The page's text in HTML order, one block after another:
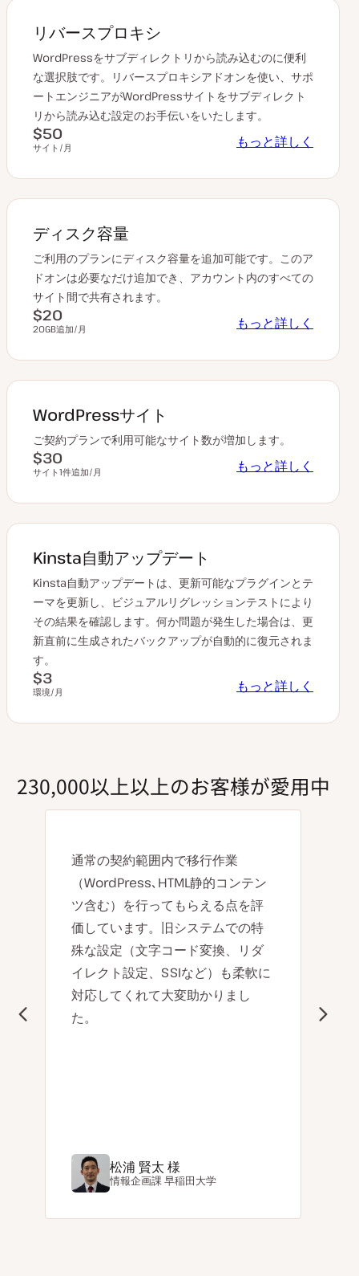
リバースプロキシ
WordPressをサブディレクトリから読み込むのに便利
な選択肢です。リバースプロキシアドオンを使い、サポ
ートエンジニアがWordPressサイトをサブディレクト
リから読み込む設定のお手伝いをいたします。
$50
サイト/月 もっと詳しく
ディスク容量
ご利用のプランにディスク容量を追加可能です。このア
ドオンは必要なだけ追加でき、アカウント内のすべての
サイト間で共有されます。
$20
20GB追加/月 もっと詳しく
WordPressサイト
ご契約プランで利用可能なサイト数が増加します。
$30
サイト1件追加/月 もっと詳しく
Kinsta自動アップデート
Kinsta自動アップデートは、更新可能なプラグインとテ
ーマを更新し、ビジュアルリグレッションテストにより
その結果を確認します。何か問題が発生した場合は、更
新直前に生成されたバックアップが自動的に復元されま
す。
$3
環境/月 もっと詳しく
230,000以上以上のお客様が愛用中
通常の契約範囲内で移行作業
（WordPress､HTML静的コンテン
ツ含む）を行ってもらえる点を評
価しています。旧システムでの特
殊な設定（文字コード変換、リダ
イレクト設定、SSIなど）も柔軟に
対応してくれて大変助かりまし
た。
松浦 賢太 様
情報企画課早稲田大学